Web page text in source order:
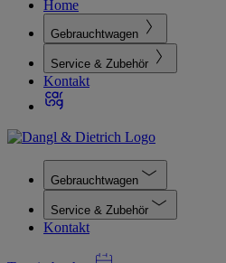
Home
Gebrauchtwagen
Service & Zubehör
Kontakt
Gebrauchtwagen
Service & Zubehör
Kontakt